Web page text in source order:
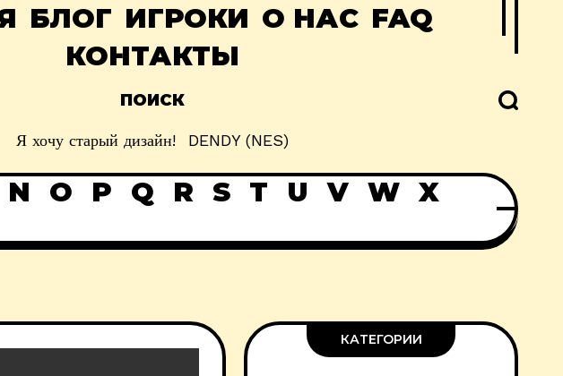
БЛОГ ИГРОКИ О НАС FAQ
КОНТАКТЫ
ПОИСК
Я хочу старый дизайн! DENDY (NES)
N O P Q R S T U V W X
КАТЕГОРИИ